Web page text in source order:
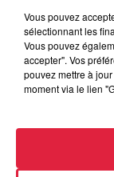
Vous pouvez
sélectionnant les
Vous pouvez
accepter". Vos
pouvez mettre à
moment via le lien